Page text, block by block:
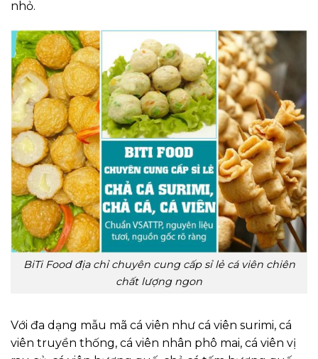
nhỏ.
BiTi Food địa chỉ chuyên cung cấp sỉ lẻ cá viên chiên
chất lượng ngon
Với đa dạng mẫu mã cá viên như cá viên surimi, cá
viên truyền thống, cá viên nhân phô mai, cá viên vị